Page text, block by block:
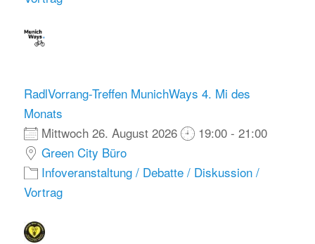
RadlVorrang-Treffen MunichWays 4. Mi des
Monats
Mittwoch 26. August 2026
19:00 - 21:00
Green City Büro
Infoveranstaltung / Debatte / Diskussion /
Vortrag